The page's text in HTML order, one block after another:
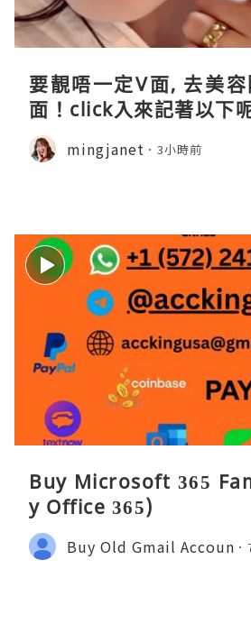
要靚唔一定V面, 去美
面！click入來記著以下
mingjanet 3小時前
Buy Microsoft 365
y Office 365)
Buy Old Gmail Accoun